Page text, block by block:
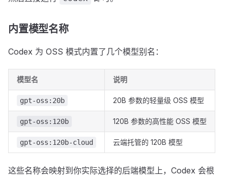
内置模型名称
Codex 为 OSS 模式内置了几个模型别名：
模型名 说明
gpt-oss:20b 20B 参数的轻量级 OSS 模型
gpt-oss:120b 120B 参数的高性能 OSS 模型
gpt-oss:120b-cloud 云端托管的 120B 模型
这些名称会映射到你实际选择的后端模型上，Codex 会根